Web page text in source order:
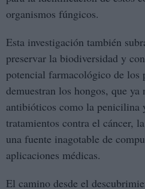
organismos fúngicos.
Esta investigación también
preservar la biodiversidad y
potencial farmacológico de los
demuestran los hongos, que
antibióticos como la penicilina
tratamientos contra el cáncer,
una fuente inagotable de
aplicaciones médicas.
El camino desde el